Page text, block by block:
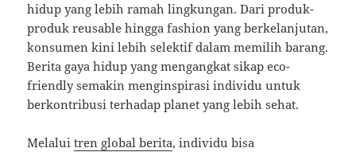
hidup yang lebih ramah lingkungan. Dari produk-
produk reusable hingga fashion yang berkelanjutan,
konsumen kini lebih selektif dalam memilih barang.
Berita gaya hidup yang mengangkat sikap eco-
friendly semakin menginspirasi individu untuk
berkontribusi terhadap planet yang lebih sehat.
Melaluitren global berita, individu bisa